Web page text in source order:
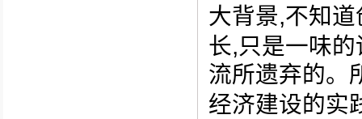
大背景,不知
长,只是一味的
流所遗弃的。
经济建设的实